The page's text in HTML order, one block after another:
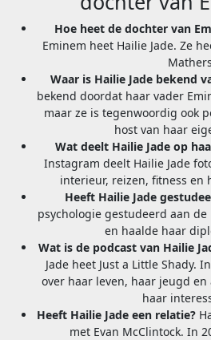
Hoe heet de dochter van
Eminem heet Hailie Jade. Ze
Waar is Hailie Jade bekend
bekend doordat haar vader
maar ze is tegenwoordig ook
host van haar
Wat deelt Hailie Jade op
Instagram deelt Hailie Jade
interieur, reizen, fitness en
Heeft Hailie Jade
psychologie gestudeerd aan
en haalde haar
Wat is de podcast van Hailie
Jade heet Just a Little Shady.
over haar leven, haar jeugd
haar
Heeft Hailie Jade een relatie?
met Evan McClintock. In